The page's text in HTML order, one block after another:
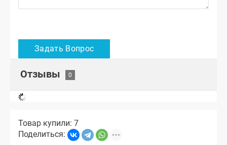
Отзывы
Товар купили: 7
Поделиться: